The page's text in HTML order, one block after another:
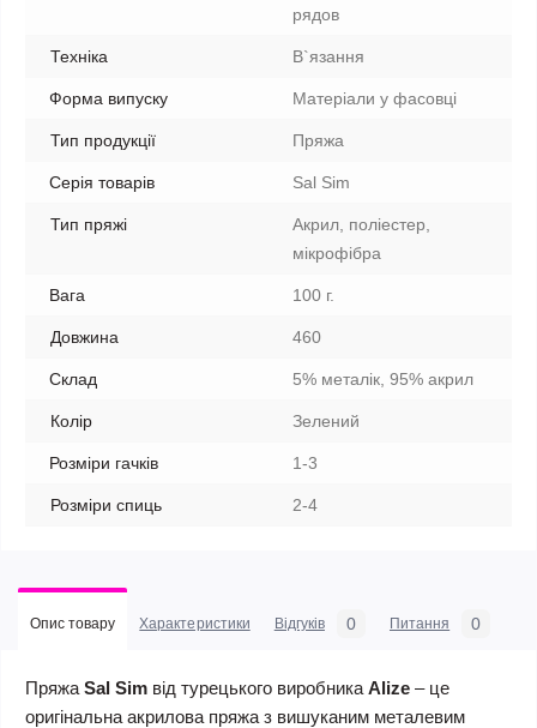
рядов
Техніка В`язання
Форма випуску Матеріали у фасовці
Тип продукції Пряжа
Серія товарів Sal Sim
Тип пряжі
Акрил, поліестер,
мікрофібра
Вага 100 г.
Довжина 460
Склад 5% металік, 95% акрил
Колір Зелений
Розміри гачків 1-3
Розміри спиць 2-4
Опис товару Характеристики Відгуків 0 Питання 0
Пряжа Sal Sim від турецького виробника Alize – це
оригінальна акрилова пряжа з вишуканим металевим